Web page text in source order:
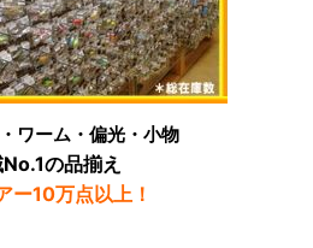
ワーム・偏光・小物
の品揃え
ー10万点以上！